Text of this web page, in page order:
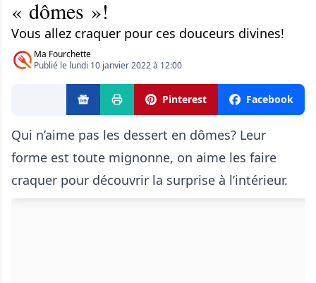
« dômes »!
Vous allez craquer pour ces douceurs divines!
Ma Fourchette
Publié le lundi 10 janvier 2022 à 12:00
Pinterest Facebook
Qui n’aime pas les dessert en dômes? Leur
forme est toute mignonne, on aime les faire
craquer pour découvrir la surprise à l’intérieur.